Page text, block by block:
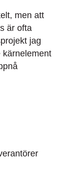
men att
är ofta
jag
kärnelement